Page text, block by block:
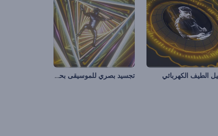
الطيف الكهربائي تجسيد بصري للموسيقى بحلقات السقوط